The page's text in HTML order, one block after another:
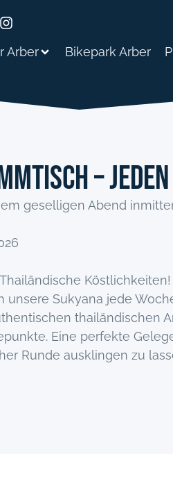
Arber Bikepark Arber
–
geselligen Abend
Köstlichkeiten!
Sukyana jede
thailändischen
Eine perfekte
Runde ausklingen zu